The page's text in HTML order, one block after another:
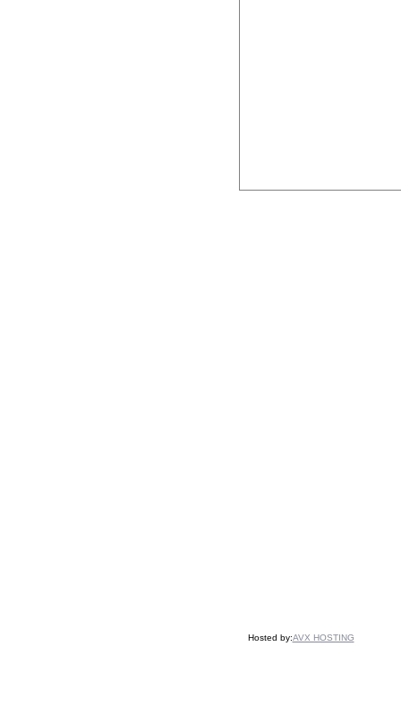
Hosted by:AVX HOSTING